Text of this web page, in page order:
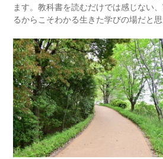
ます。教科書を読むだけでは感じない
るからこそわかる生きた学びの場だと思